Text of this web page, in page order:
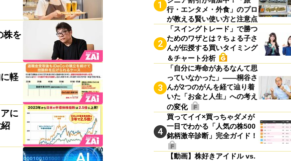
株を
軽
に
1
行・エンタメ・外食」のプロ
が教える賢い使い方と注意点
2
「スイングトレード」で勝つ
ためのワザとは？ちょる子さ
んが伝授する買いタイミング
＆チャート分析
3
「自分に寿命があるなんて思
っていなかった」――桐谷さ
んが2つのがんを経て辿り着
いた「お金と人生」への考え
の変化
4
買ってイイ×買っちゃダメが
一目でわかる「人気の株500
銘柄激辛診断」完全ガイド！
【動画】株好きアイドル vs.